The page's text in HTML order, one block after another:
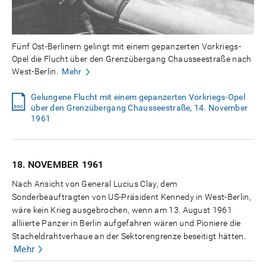
Fünf Ost-Berlinern gelingt mit einem gepanzerten Vorkriegs-
Opel die Flucht über den Grenzübergang Chausseestraße nach
West-Berlin.
Mehr
Gelungene Flucht mit einem gepanzerten Vorkriegs-Opel
über den Grenzübergang Chausseestraße, 14. November
1961
18. NOVEMBER 1961
Nach Ansicht von General Lucius Clay, dem
Sonderbeauftragten von US-Präsident Kennedy in West-Berlin,
wäre kein Krieg ausgebrochen, wenn am 13. August 1961
alliierte Panzer in Berlin aufgefahren wären und Pioniere die
Stacheldrahtverhaue an der Sektorengrenze beseitigt hätten.
Mehr